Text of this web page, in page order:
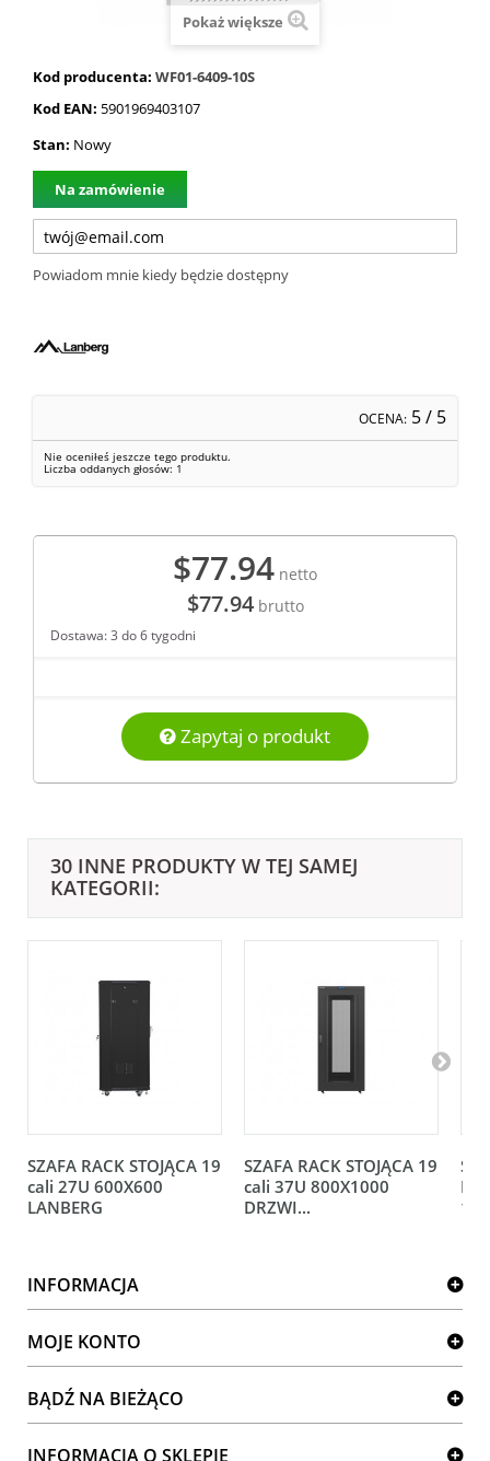
Pokaż większe
Kod producenta: WF01-6409-10S
Kod EAN: 5901969403107
Stan: Nowy
Na zamówienie
Powiadom mnie kiedy będzie dostępny
OCENA: 5/ 5
Nie oceniłeś jeszcze tego produktu.
Liczba oddanych głosów: 1
$77.94 netto
$77.94brutto
Dostawa: 3 do 6 tygodni
Zapytaj o produkt
30 INNE PRODUKTY W TEJ SAMEJ
KATEGORII:
SZAFA RACK STOJĄCA 19
cali 27U 600X600
LANBERG
SZAFA RACK STOJĄCA 19
cali 37U 800X1000
DRZWI...
INFORMACJA
MOJE KONTO
BĄDŹ NA BIEŻĄCO
INFORMACJA O SKLEPIE